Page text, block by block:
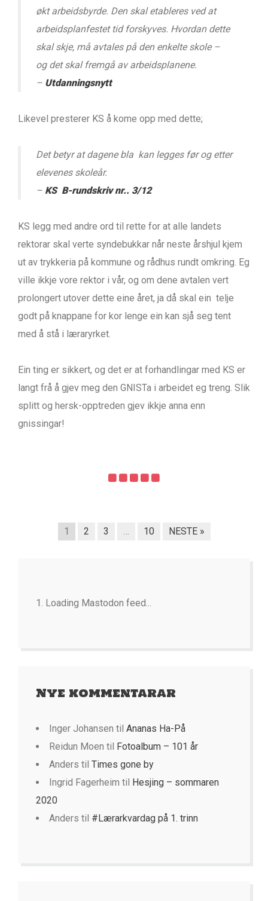
økt arbeidsbyrde. Den skal etableres ved at
arbeidsplanfestet tid forskyves. Hvordan dette
skal skje, må avtales på den enkelte skole –
og det skal fremgå av arbeidsplanene.
– Utdanningsnytt
Likevel presterer KS å kome opp med dette;
Det betyr at dagene bla kan legges før og etter
elevenes skoleår.
– KS B-rundskriv nr.. 3/12
KS legg med andre ord til rette for at alle landets
rektorar skal verte syndebukkar når neste årshjul kjem
ut av trykkeria på kommune og rådhus rundt omkring. Eg
ville ikkje vore rektor i vår, og om dene avtalen vert
prolongert utover dette eine året, ja då skal ein telje
godt på knappane for kor lenge ein kan sjå seg tent
med å stå i læraryrket.
Ein ting er sikkert, og det er at forhandlingar med KS er
langt frå å gjev meg den GNISTa i arbeidet eg treng. Slik
splitt og hersk-opptreden gjev ikkje anna enn
gnissingar!
1 2 3 … 10 NESTE »
Loading Mastodon feed...
Nye kommentarar
Inger Johansen til Ananas Ha-På
Reidun Moen til
Fotoalbum – 101 år
Anders til Times gone by
Ingrid Fagerheim til
Hesjing – sommaren
2020
Anders til #Lærarkvardag på 1. trinn